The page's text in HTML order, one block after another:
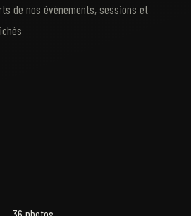
de nos événements, sessions et